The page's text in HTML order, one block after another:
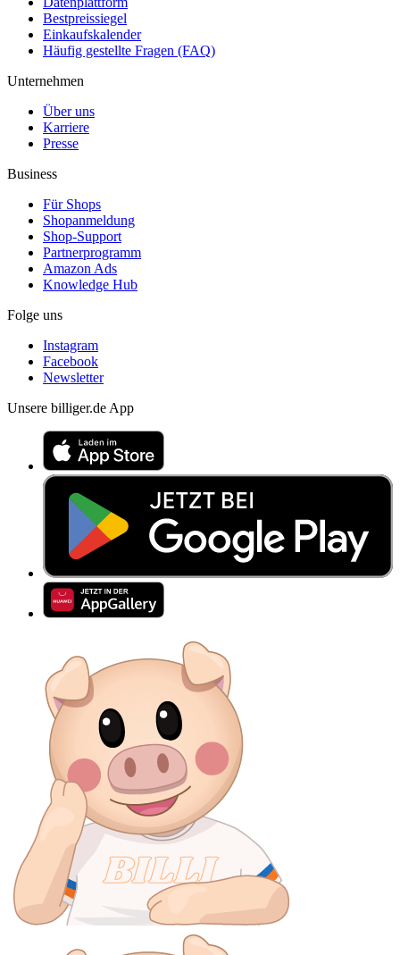
Bestpreissiegel
Einkaufskalender
Häufig gestellte Fragen (FAQ)
Unternehmen
Über uns
Karriere
Presse
Business
Für Shops
Shopanmeldung
Shop-Support
Partnerprogramm
Amazon Ads
Knowledge Hub
Folge uns
Instagram
Facebook
Newsletter
Unsere billiger.de App